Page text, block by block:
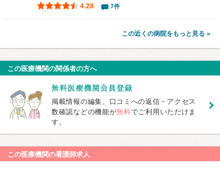
4.28 7件
この近くの病院をもっと見る »
この医療機関の関係者の方へ
掲載情報の編集、口コミへの返信・アクセス
数確認などの機能が無料でご利用いただけま
す。
この医療機関の看護師求人